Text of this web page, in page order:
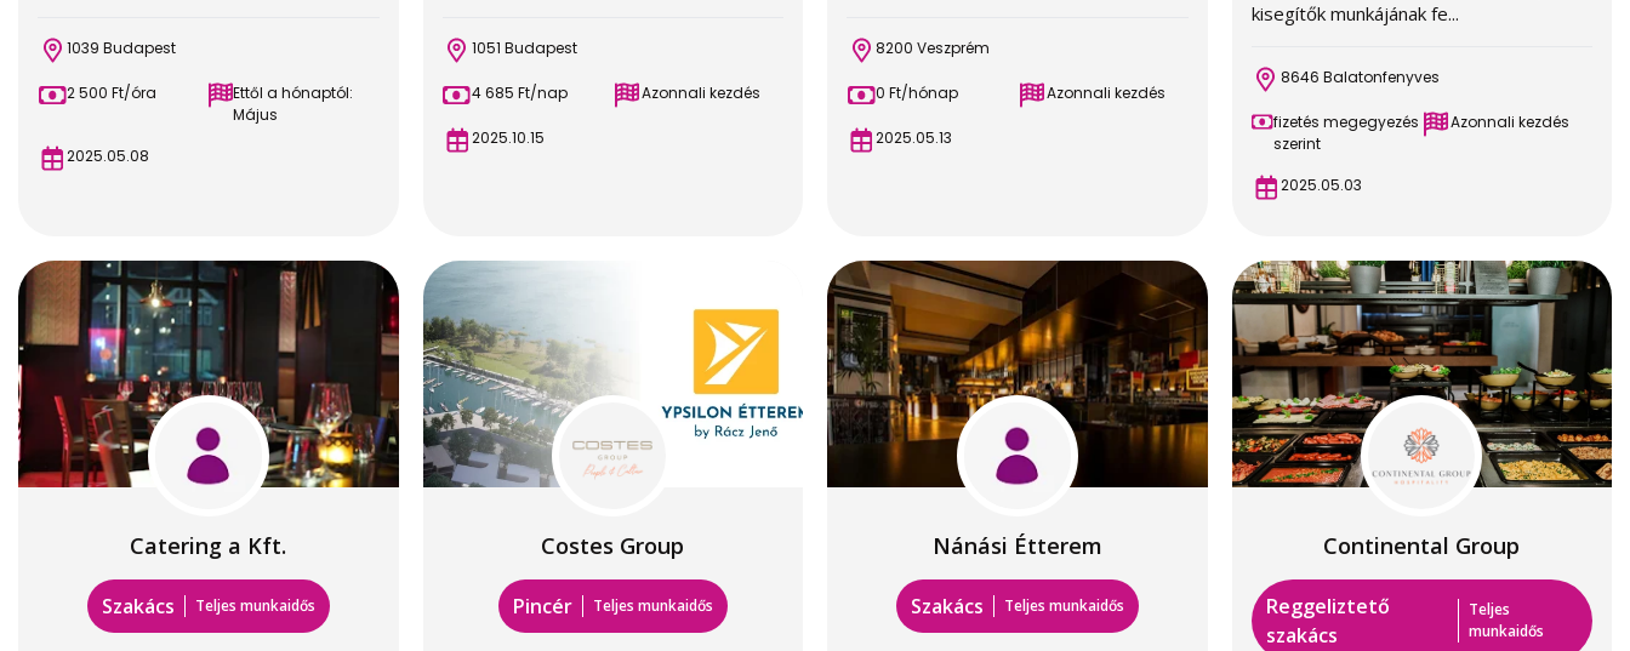
1039 Budapest
2 500 Ft/óra
Ettől a hónaptól:
Május
2025.05.08
1051 Budapest
4 685 Ft/nap Azonnali kezdés
2025.10.15
8200 Veszprém
0 Ft/hónap Azonnali kezdés
2025.05.13
kisegítők munkájának fe...
8646 Balatonfenyves
fizetés megegyezés
szerint
Azonnali kezdés
2025.05.03
Catering a Kft.
Szakács Teljes munkaidős
Costes Group
Pincér Teljes munkaidős
Nánási Étterem
Szakács Teljes munkaidős
Continental Group
Reggeliztető
szakács
Teljes
munkaidős